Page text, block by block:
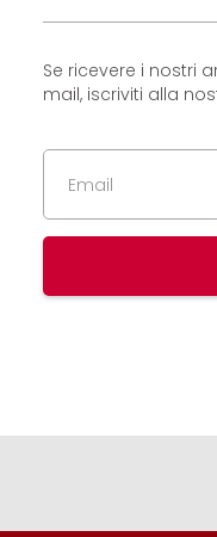
Se ricevere i nostri
mail, iscriviti alla